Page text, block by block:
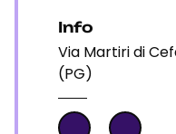
Info
Via Martiri di
(PG)